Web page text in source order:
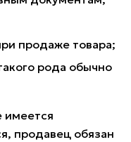
продаже товара;
рода обычно
имеется
продавец обязан